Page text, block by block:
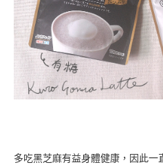
多吃黑芝麻有益身體健康，因此